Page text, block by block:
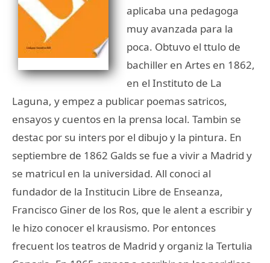
aplicaba una pedagoga
muy avanzada para la
poca. Obtuvo el ttulo de
bachiller en Artes en 1862,
en el Instituto de La
Laguna, y empez a publicar poemas satricos,
ensayos y cuentos en la prensa local. Tambin se
destac por su inters por el dibujo y la pintura. En
septiembre de 1862 Galds se fue a vivir a Madrid y
se matricul en la universidad. All conoci al
fundador de la Institucin Libre de Enseanza,
Francisco Giner de los Ros, que le alent a escribir y
le hizo conocer el krausismo. Por entonces
frecuent los teatros de Madrid y organiz la Tertulia